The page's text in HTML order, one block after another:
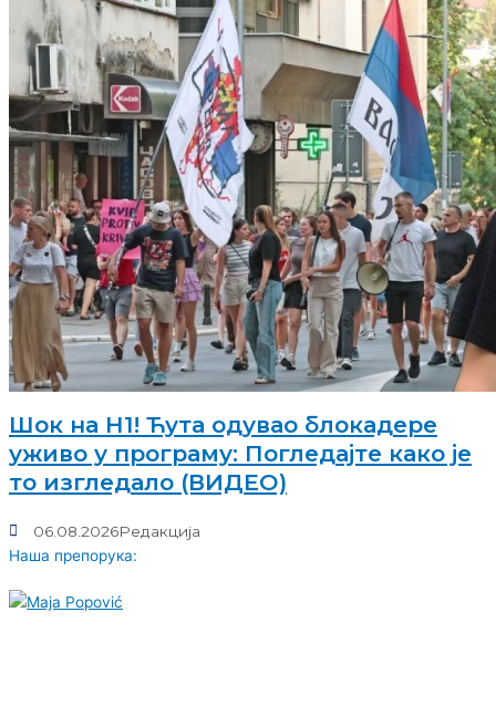
Шок на Н1! Ћута одувао блокадере
уживо у програму: Погледајте како је
то изгледало (ВИДЕО)
06.08.2026Редакција
Наша препорука: